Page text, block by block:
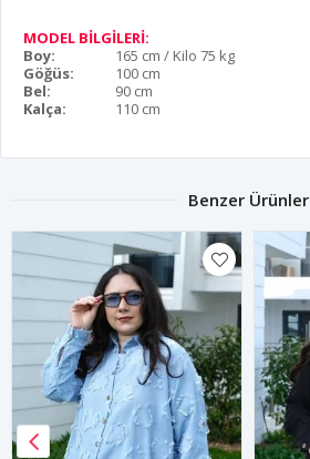
MODEL BİLGİLERİ:
Boy:
165 cm / Kilo 75 kg
Göğüs:
100 cm
Bel:
90 cm
Kalça:
110 cm
Benzer Ürünler